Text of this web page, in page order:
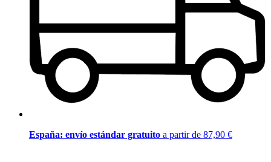
España: envío estándar gratuito a partir de 87,90 €